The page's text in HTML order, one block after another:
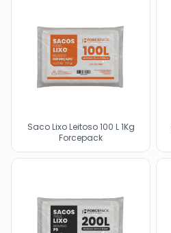
Saco Lixo Leitoso 100 L 1Kg
Forcepack